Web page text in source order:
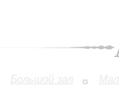
Большой зал